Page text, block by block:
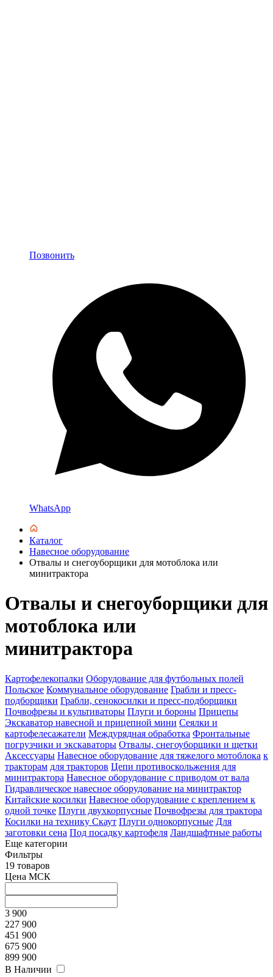
Позвонить
WhatsApp
Каталог
Навесное оборудование
Отвалы и снегоуборщики для мотоблока или
минитрактора
Отвалы и снегоуборщики для
мотоблока или
минитрактора
Картофелекопалки Оборудование для футбольных полей
Польское Коммунальное оборудование Грабли и пресс-
подборщики Грабли, сенокосилки и пресс-подборщики
Почвофрезы и культиваторы Плуги и бороны Прицепы
Экскаватор навесной и прицепной мини Сеялки и
картофелесажатели Междурядная обработка Фронтальные
погрузчики и экскаваторы Отвалы, снегоуборщики и щетки
Аксессуары Навесное оборудование для тяжелого мотоблока к
тракторам для тракторов Цепи противоскольжения для
минитрактора Навесное оборудование с приводом от вала
Гидравлическое навесное оборудование на минитрактор
Китайские косилки Навесное оборудование с креплением к
одной точке Плуги двухкорпусные Почвофрезы для трактора
Косилки на технику Скаут Плуги однокорпусные Для
заготовки сена Под посадку картофеля Ландшафтные работы
Еще категории
Фильтры
19 товаров
Цена МСК
3 900
227 900
451 900
675 900
899 900
В Наличии